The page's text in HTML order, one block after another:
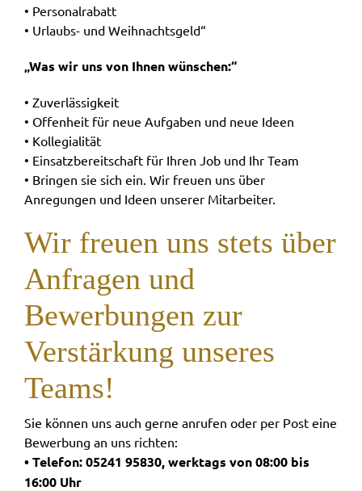
• Personalrabatt
• Urlaubs- und Weihnachtsgeld“
„Was wir uns von Ihnen wünschen:“
• Zuverlässigkeit
• Offenheit für neue Aufgaben und neue Ideen
• Kollegialität
• Einsatzbereitschaft für Ihren Job und Ihr Team
• Bringen sie sich ein. Wir freuen uns über
Anregungen und Ideen unserer Mitarbeiter.
Wir freuen uns stets über
Anfragen und
Bewerbungen zur
Verstärkung unseres
Teams!
Sie können uns auch gerne anrufen oder per Post eine
Bewerbung an uns richten:
• Telefon: 05241 95830, werktags von 08:00 bis
16:00 Uhr